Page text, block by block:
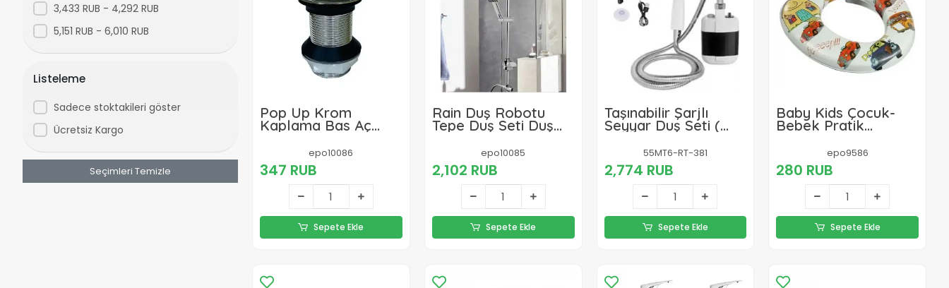
3,433 RUB - 4,292 RUB
5,151 RUB - 6,010 RUB
Listeleme
Sadece stoktakileri göster
Ücretsiz Kargo
Seçimleri Temizle
Pop Up Krom
Kaplama Bas Aç
Lavabo Sifonu Gideri
epo10086
347 RUB
Sepete Ekle
Rain Duş Robotu
Tepe Duş Seti Duş
Başlığı Sistemi Seti
Yağmurlama Duş
Robotu Fonksiyonel
Duş Robotu
epo10085
2,102 RUB
Sepete Ekle
Taşınabilir Şarjlı
Seyyar Duş Seti (
Pompa - Hortum -
Duş Başlığı )
55MT6-RT-381
2,774 RUB
Sepete Ekle
Baby Kids Çocuk-
Bebek Pratik
Desenli Klozet
Adaptörü
epo9586
280 RUB
Sepete Ekle